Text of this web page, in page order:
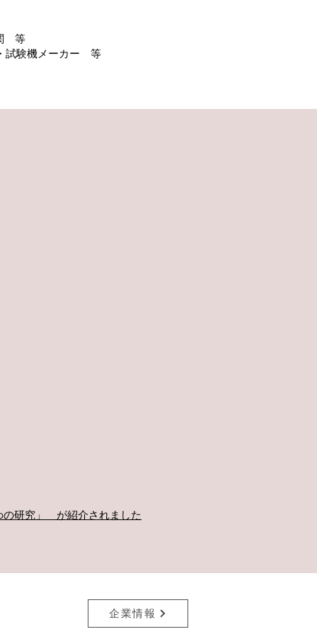
等
試験機メーカー 等
研究」 が紹介されました
メルマガ登録
企業情報